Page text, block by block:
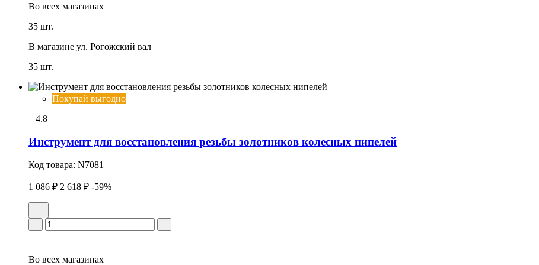
Во всех магазинах
35 шт.
В магазине ул. Рогожский вал
35 шт.
Покупай выгодно
4.8
Инструмент для восстановления резьбы золотников колесных нипелей
Код товара: N7081
1 086 ₽ 2 618 ₽ -59%
Во всех магазинах